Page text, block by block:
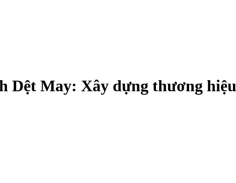
Dệt May: Xây dựng thương